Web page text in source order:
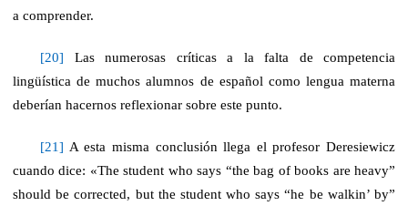
a comprender.
[20] Las numerosas críticas a la falta de competencia
lingüística de muchos alumnos de español como lengua materna
deberían hacernos reflexionar sobre este punto.
[21] A esta misma conclusión llega el profesor Deresiewicz
cuando dice: «The student who says “the bag of books are heavy”
should be corrected, but the student who says “he be walkin’ by”